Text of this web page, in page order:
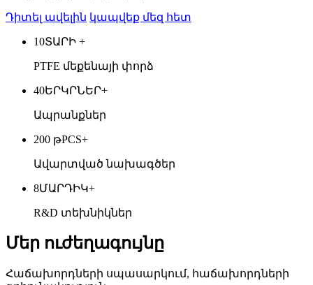
Դիտել ավելին կապվեք մեզ հետ
10ՏԱՐԻ +
PTFE մեքենայի փորձ
40ԵՐԿՐՆԵՐ+
Ապրանքներ
200 թPCS+
Ավարտված նախագծեր
8ՄԱՐԴԻԿ+
R&D տեխնիկներ
Մեր ուժեղագույնը
Հաճախորդների սպասարկում, հաճախորդների